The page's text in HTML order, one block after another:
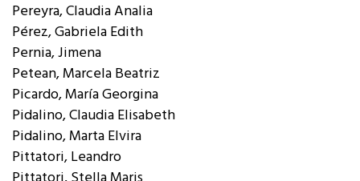
Pereyra, Claudia Analia
Pérez, Gabriela Edith
Pernia, Jimena
Petean, Marcela Beatriz
Picardo, María Georgina
Pidalino, Claudia Elisabeth
Pidalino, Marta Elvira
Pittatori, Leandro